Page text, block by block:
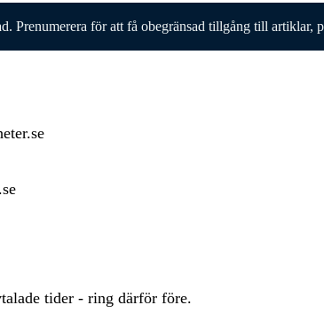
Prenumerera för att få obegränsad tillgång till
tider - ring därför före.